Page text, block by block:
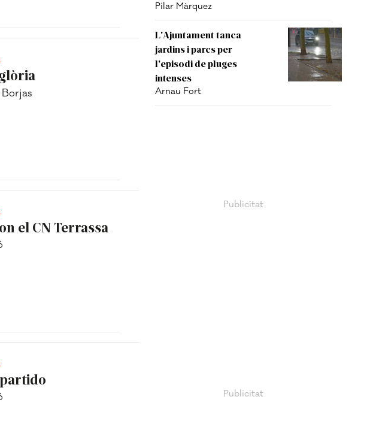
el CN Terrassa
Pilar Màrquez
L'Ajuntament tanca
jardins i parcs per
l'episodi de pluges
intenses
Arnau Fort